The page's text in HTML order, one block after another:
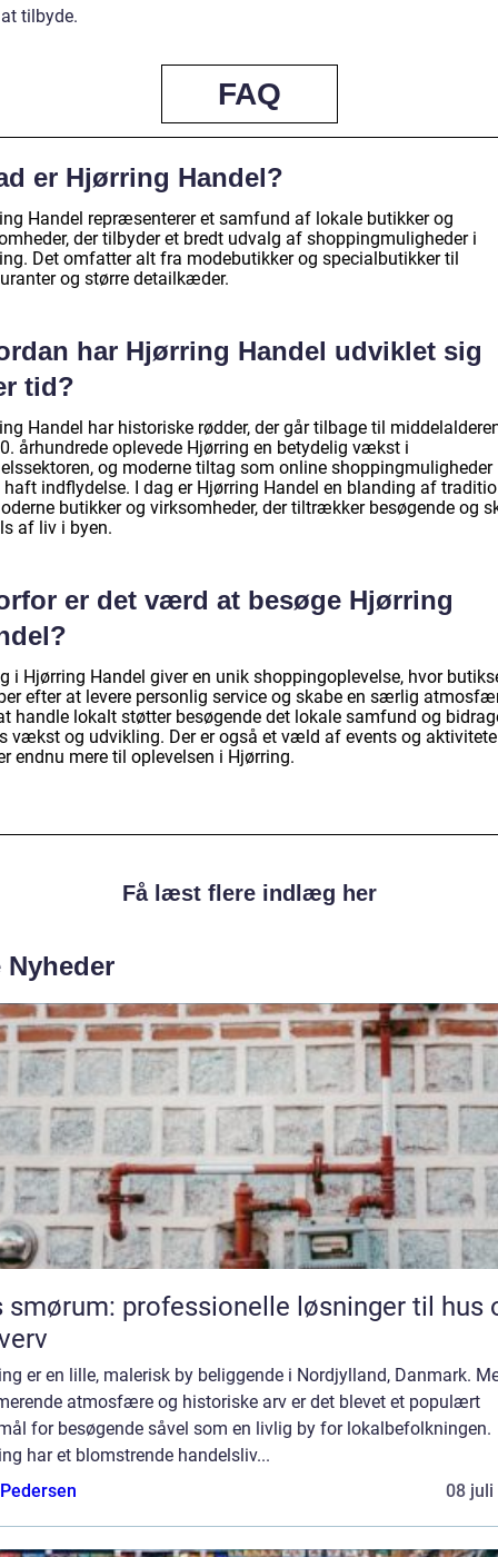
tilbyde.
FAQ
er Hjørring Handel?
Handel repræsenterer et samfund af lokale butikker og
der tilbyder et bredt udvalg af shoppingmuligheder i
Det omfatter alt fra modebutikker og specialbutikker til
og større detailkæder.
har Hjørring Handel udviklet sig
tid?
Handel har historiske rødder, der går tilbage til
århundrede oplevede Hjørring en betydelig vækst i
og moderne tiltag som online shoppingmuligheder
haft indflydelse. I dag er Hjørring Handel en blanding af
butikker og virksomheder, der tiltrækker besøgende og
af liv i byen.
er det værd at besøge Hjørring
i Hjørring Handel giver en unik shoppingoplevelse, hvor
efter at levere personlig service og skabe en særlig
handle lokalt støtter besøgende det lokale samfund og
vækst og udvikling. Der er også et væld af events og
endnu mere til oplevelsen i Hjørring.
Få læst flere indlæg her
Nyheder
smørum: professionelle løsninger til hus
er en lille, malerisk by beliggende i Nordjylland, Danmark.
atmosfære og historiske arv er det blevet et populært
for besøgende såvel som en livlig by for lokalbefolkningen.
har et blomstrende handelsliv...
08 juli